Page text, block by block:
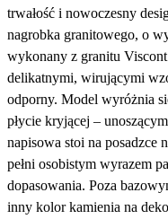
trwałość i nowoczesny
nagrobka granitowego, o
wykonany z granitu
delikatnymi, wirującymi
odporny. Model wyróżnia
płycie kryjącej –
napisowa stoi na posadzce
pełni osobistym wyrazem
dopasowania. Poza
inny kolor kamienia na